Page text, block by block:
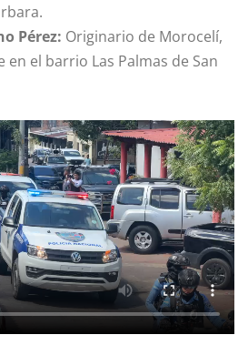
Pérez: Originario de Morocelí,
en el barrio Las Palmas de San